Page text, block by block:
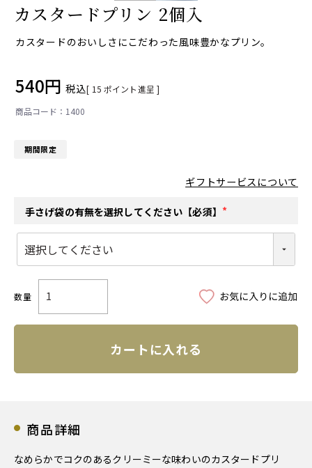
カスタードプリン 2個入
カスタードのおいしさにこだわった風味豊かなプリン。
540 税込[ 15 ポイント進呈 ]
1400
期間限定
ギフトサービスについて
手さげ袋の有無を選択してください【必須】
カートに入れる
商品詳細
なめらかでコクのあるクリーミーな味わいのカスタードプリ